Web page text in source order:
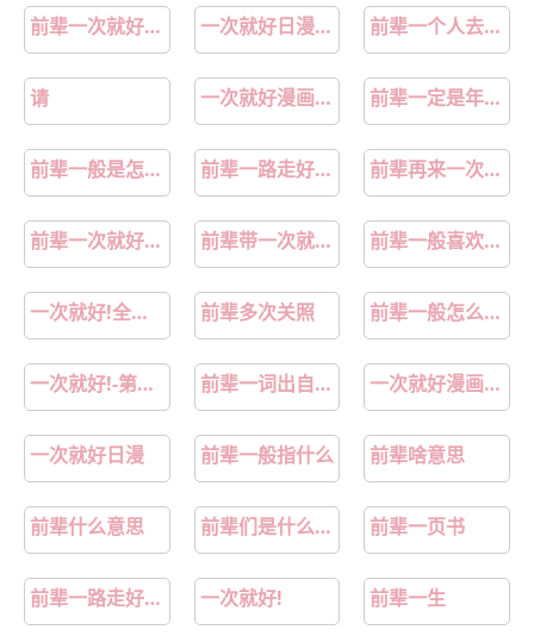
前辈一次就好角色分析 一次就好日漫在线观看 前辈一个人去出差
请 一次就好漫画作者黑豆 前辈一定是年龄大的吗
前辈一般是怎么称呼 前辈一路走好文案 前辈再来一次日语
前辈一次就好韩漫 前辈带一次就够了用日语怎么说 前辈一般喜欢聊什么话题
一次就好!全集免费高清无修在线阅读-贝勒漫画 前辈多次关照 前辈一般怎么称呼
一次就好!-第1话在线阅读-贝勒漫画 前辈一词出自哪个国家 一次就好漫画未删减
一次就好日漫 前辈一般指什么 前辈啥意思
前辈什么意思 前辈们是什么意思 前辈一页书
前辈一路走好图片 一次就好! 前辈一生